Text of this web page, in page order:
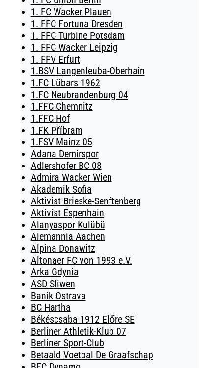
1. FC Wacker Plauen
1. FFC Fortuna Dresden
1. FFC Turbine Potsdam
1. FFC Wacker Leipzig
1. FFV Erfurt
1.BSV Langenleuba-Oberhain
1.FC Lübars 1962
1.FC Neubrandenburg 04
1.FFC Chemnitz
1.FFC Hof
1.FK Příbram
1.FSV Mainz 05
Adana Demirspor
Adlershofer BC 08
Admira Wacker Wien
Akademik Sofia
Aktivist Brieske-Senftenberg
Aktivist Espenhain
Alanyaspor Kulübü
Alemannia Aachen
Alpina Donawitz
Altonaer FC von 1993 e.V.
Arka Gdynia
ASD Sliwen
Banik Ostrava
BC Hartha
Békéscsaba 1912 Előre SE
Berliner Athletik-Klub 07
Berliner Sport-Club
Betaald Voetbal De Graafschap